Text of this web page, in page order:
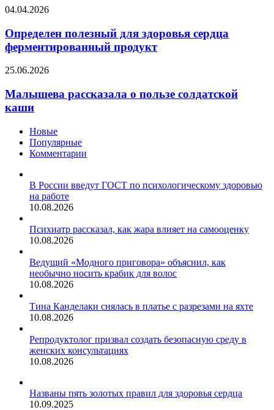
в
Определен
для
здоровья
сердца
продукт
04.04.2026
Определен полезный для здоровья сердца
ферментированный продукт
Малышева
о
пользе
солдатской
25.06.2026
Малышева рассказала о пользе солдатской
каши
Новые
Популярные
Комментарии
В России введут ГОСТ по психологическому здоровью
на работе
10.08.2026
Психиатр рассказал, как жара влияет на самооценку
10.08.2026
Ведущий «Модного приговора» объяснил, как
необычно носить крабик для волос
10.08.2026
Тина Канделаки снялась в платье с разрезами на яхте
10.08.2026
Репродуктолог призвал создать безопасную среду в
женских консультациях
10.08.2026
Названы пять золотых правил для здоровья сердца
10.09.2025